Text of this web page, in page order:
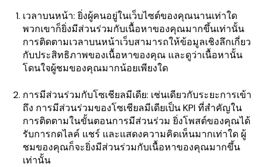
เวลาบนหน้า: ยิ่งผู้คนอยู่ในเว็บไซต์ของคุณนานเท่าใด
พวกเขาก็ยิ่งมีส่วนร่วมกับเนื้อหาของคุณมากขึ้นเท่านั้น
การติดตามเวลาบนหน้าเว็บสามารถให้ข้อมูลเชิงลึกเกี่ยว
กับประสิทธิภาพของเนื้อหาของคุณ และดูว่าเนื้อหานั้น
โดนใจผู้ชมของคุณมากน้อยเพียงใด
การมีส่วนร่วมกับโซเชียลมีเดีย: เช่นเดียวกับระยะการเข้า
ถึง การมีส่วนร่วมของโซเชียลมีเดียเป็น KPI ที่สำคัญใน
การติดตามในขั้นตอนการมีส่วนร่วม ยิ่งโพสต์ของคุณได้
รับการกดไลค์ แชร์ และแสดงความคิดเห็นมากเท่าใด ผู้
ชมของคุณก็จะยิ่งมีส่วนร่วมกับเนื้อหาของคุณมากขึ้น
เท่านั้น